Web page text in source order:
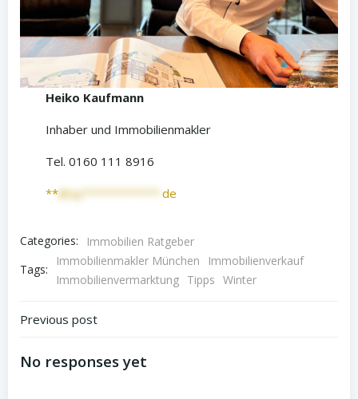
Heiko Kaufmann
Inhaber und Immobilienmakler
Tel. 0160 111 8916
**@sp************. de
Categories:
Immobilien Ratgeber
Tags:
Immobilienmakler München
Immobilienverkauf
Immobilienvermarktung Tipps Winter
Beitragsnavigation
Previous post
No responses yet